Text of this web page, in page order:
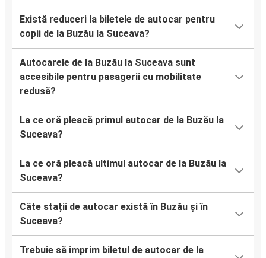
Există reduceri la biletele de autocar pentru
copii de la Buzău la Suceava?
Autocarele de la Buzău la Suceava sunt
accesibile pentru pasagerii cu mobilitate
redusă?
La ce oră pleacă primul autocar de la Buzău la
Suceava?
La ce oră pleacă ultimul autocar de la Buzău la
Suceava?
Câte stații de autocar există în Buzău și în
Suceava?
Trebuie să imprim biletul de autocar de la